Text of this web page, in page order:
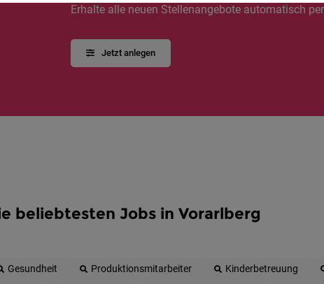
Erhalte alle neuen Stellenangebote automatisch
Jetzt anlegen
beliebtesten Jobs in Vorarlberg
Gesundheit Produktionsmitarbeiter Kinderbetreuung